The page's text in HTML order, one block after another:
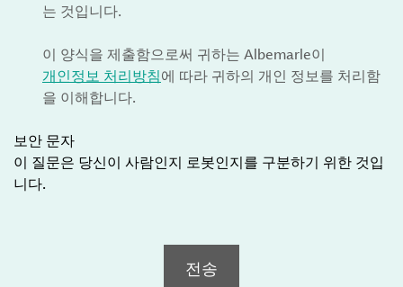
는 것입니다.
이 양식을 제출함으로써 귀하는 Albemarle이
개인정보 처리방침에 따라 귀하의 개인 정보를 처리함
을 이해합니다.
보안 문자
이 질문은 당신이 사람인지 로봇인지를 구분하기 위한 것입
니다.
전송